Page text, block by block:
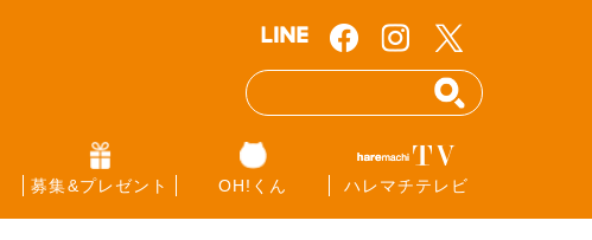
募集&プレゼント OH!くん ハレマチテレビ